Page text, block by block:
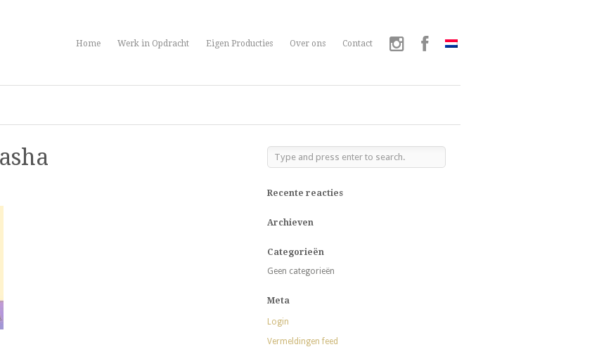
Home Werk in Opdracht Eigen Producties Over ons Contact
Recente reacties
Archieven
Categorieën
Geen categorieën
Meta
Login
Vermeldingen feed